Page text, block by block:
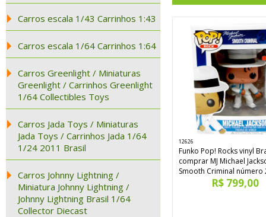
Carros escala 1/43 Carrinhos 1:43
Carros escala 1/64 Carrinhos 1:64
Carros Greenlight / Miniaturas
Greenlight / Carrinhos Greenlight
1/64 Collectibles Toys
Carros Jada Toys / Miniaturas
Jada Toys / Carrinhos Jada 1/64
1/24 2011 Brasil
Carros Johnny Lightning /
Miniatura Johnny Lightning /
Johnny Lightning Brasil 1/64
Collector Diecast
12626
Funko Pop! Rocks vinyl
comprar MJ Michael
Smooth Criminal número
R$ 799,00